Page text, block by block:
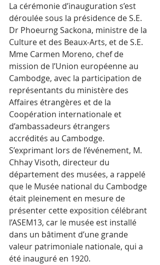
La cérémonie d’inauguration s’est
déroulée sous la présidence de S.E.
Dr Phoeurng Sackona, ministre de la
Culture et des Beaux-Arts, et de S.E.
Mme Carmen Moreno, chef de
mission de l’Union européenne au
Cambodge, avec la participation de
représentants du ministère des
Affaires étrangères et de la
Coopération internationale et
d’ambassadeurs étrangers
accrédités au Cambodge.
S’exprimant lors de l’événement, M.
Chhay Visoth, directeur du
département des musées, a rappelé
que le Musée national du Cambodge
était pleinement en mesure de
présenter cette exposition célébrant
l’ASEM13, car le musée est installé
dans un bâtiment d’une grande
valeur patrimoniale nationale, qui a
été inauguré en 1920.